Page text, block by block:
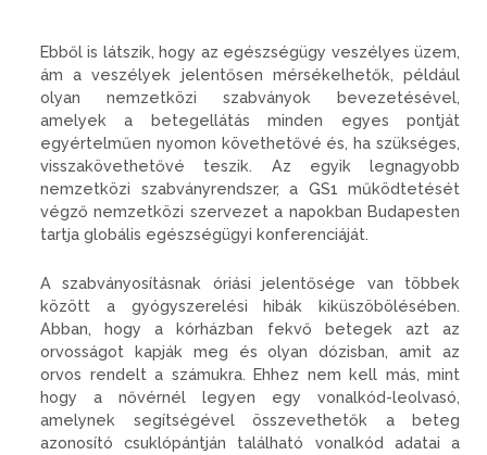
Ebből is látszik, hogy az egészségügy veszélyes üzem,
ám a veszélyek jelentősen mérsékelhetők, például
olyan nemzetközi szabványok bevezetésével,
amelyek a betegellátás minden egyes pontját
egyértelműen nyomon követhetővé és, ha szükséges,
visszakövethetővé teszik. Az egyik legnagyobb
nemzetközi szabványrendszer, a GS1 működtetését
végző nemzetközi szervezet a napokban Budapesten
tartja globális egészségügyi konferenciáját.
A szabványosításnak óriási jelentősége van többek
között a gyógyszerelési hibák kiküszöbölésében.
Abban, hogy a kórházban fekvő betegek azt az
orvosságot kapják meg és olyan dózisban, amit az
orvos rendelt a számukra. Ehhez nem kell más, mint
hogy a nővérnél legyen egy vonalkód-leolvasó,
amelynek segítségével összevethetők a beteg
azonosító csuklópántján található vonalkód adatai a